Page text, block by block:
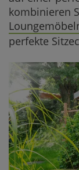
kombinieren
perfekte